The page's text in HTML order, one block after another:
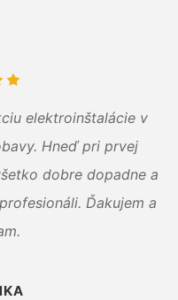
elektroinštalácie v
Hneď pri prvej
dobre dopadne a
Ďakujem a